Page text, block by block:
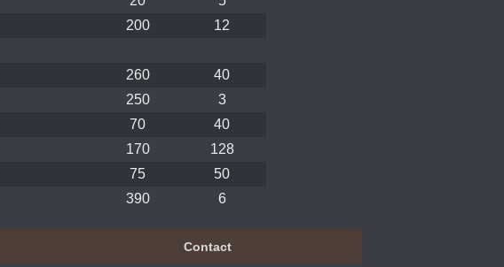
200
12
260
40
250
3
70
40
170
128
75
50
390 6
Contact